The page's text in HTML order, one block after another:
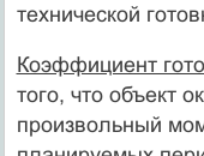
технической
Коэффициент
того, что объект
произвольный